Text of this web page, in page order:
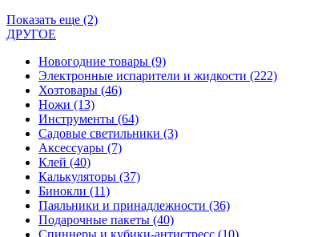
Показать еще (2)
ДРУГОЕ
Новогодние товары (9)
Электронные испарители и жидкости (222)
Хозтовары (46)
Ножи (13)
Инструменты (64)
Садовые светильники (3)
Аксессуары (7)
Клей (40)
Калькуляторы (37)
Бинокли (11)
Паяльники и принадлежности (36)
Подарочные пакеты (40)
Спиннеры и кубики-антистресс (10)